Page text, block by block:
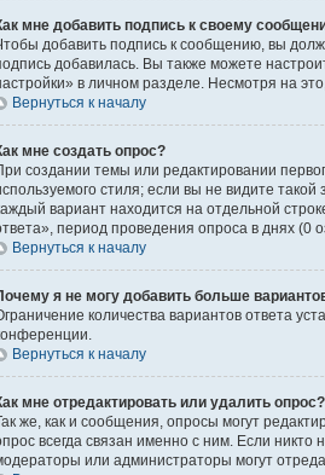
мне добавить подпись к своему
добавить подпись к сообщению, вы
добавилась. Вы также можете
в личном разделе. Несмотря на
Вернуться к началу
мне создать опрос?
создании темы или редактировании
стиля; если вы не видите
вариант находится на отдельной
период проведения опроса в днях (0
Вернуться к началу
я не могу добавить больше
количества вариантов ответа
Вернуться к началу
мне отредактировать или удалить опрос?
же, как и сообщения, опросы могут
всегда связан именно с ним. Если никто
или администраторы могут